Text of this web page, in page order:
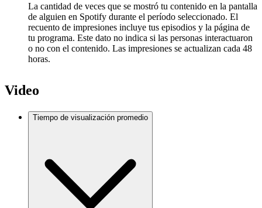
La cantidad de veces que se mostró tu contenido en la pantalla
de alguien en Spotify durante el período seleccionado. El
recuento de impresiones incluye tus episodios y la página de
tu programa. Este dato no indica si las personas interactuaron
o no con el contenido. Las impresiones se actualizan cada 48
horas.
Video
Tiempo de visualización promedio